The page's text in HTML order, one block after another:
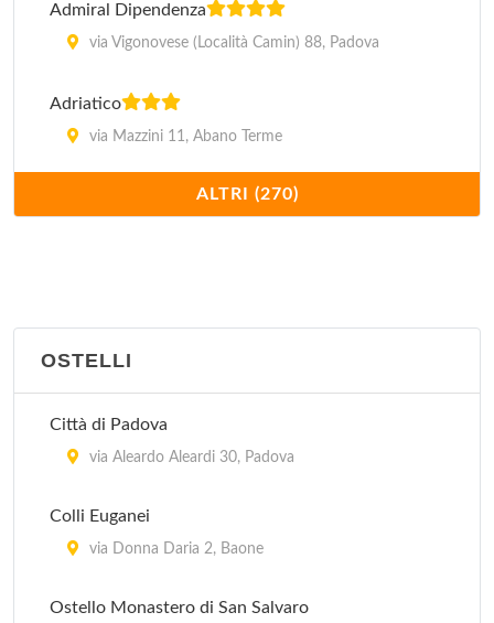
Admiral Dipendenza
via Vigonovese (Località Camin) 88, Padova
Adriatico
via Mazzini 11, Abano Terme
viale Felice Cavallotti 44, Padova
via Capitello 12, Megliadino San Vitale
via Fra' Paolo Sarpi 40, Padova
via Galzignana 16, Battaglia Terme
ALTRI (270)
OSTELLI
Città di Padova
via Aleardo Aleardi 30, Padova
Colli Euganei
via Donna Daria 2, Baone
Ostello Monastero di San Salvaro